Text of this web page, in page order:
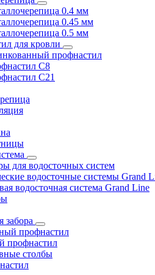
0.4 мм
0.45 мм
0.5 мм
для кровли
профнастил
С8
С21
для водосточных систем
водосточные системы Grand
водосточная система Grand Line
забора
профнастил
профнастил
столбы